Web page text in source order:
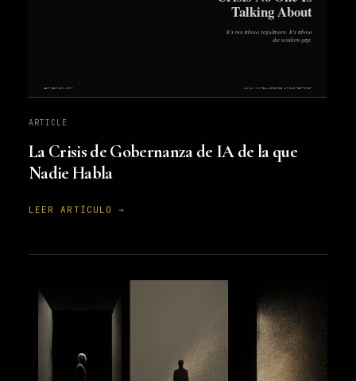
ARTICLE
La Crisis de Gobernanza de IA de la que
Nadie Habla
LEER ARTÍCULO →